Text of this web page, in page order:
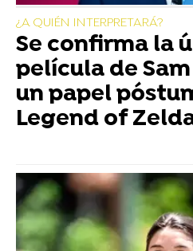
¿A QUIÉN INTERPRETARÁ?
Se confirma la
película de
un papel
Legend of